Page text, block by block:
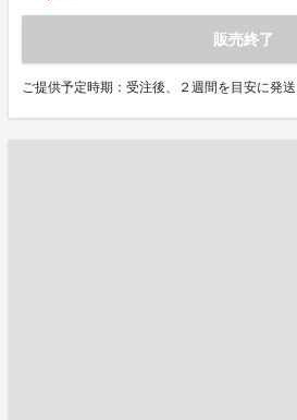
販売終了
ご提供予定時期：受注後、２週間を目安に発